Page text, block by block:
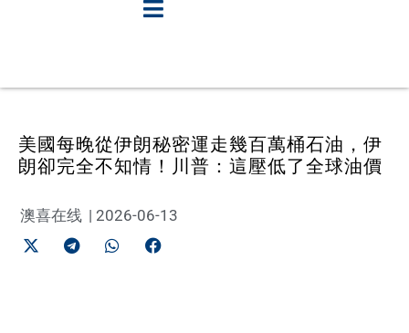
美國每晚從伊朗秘密運走幾百萬桶石油，伊
朗卻完全不知情！川普：這壓低了全球油價
澳喜在线 | 2026-06-13